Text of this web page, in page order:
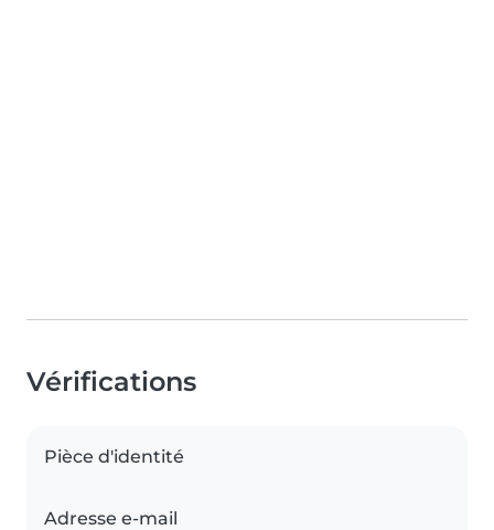
Vérifications
Pièce d'identité
Adresse e-mail